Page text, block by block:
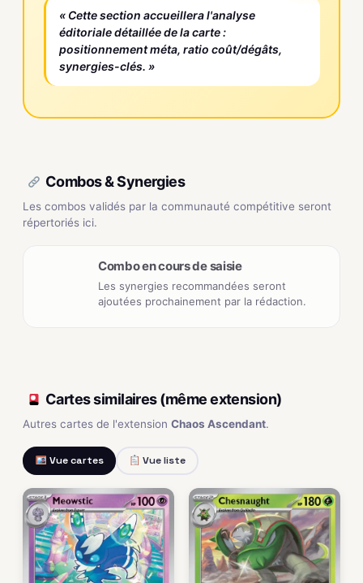
« Cette section accueillera l'analyse
éditoriale détaillée de la carte :
positionnement méta, ratio coût/dégâts,
synergies-clés. »
Combos & Synergies
Les combos validés par la communauté compétitive seront
répertoriés ici.
Combo en cours de saisie
Les synergies recommandées seront
ajoutées prochainement par la rédaction.
Cartes similaires (même extension)
Autres cartes de l'extension Chaos Ascendant.
Vue cartes Vue liste